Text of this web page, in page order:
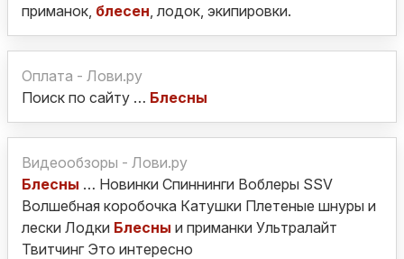
приманок, блесен , лодок, экипировки.
Оплата - Лови.ру
Поиск по сайту … Блесны
Видеообзоры - Лови.ру
Блесны … Новинки Спиннинги Воблеры SSV
Волшебная коробочка Катушки Плетеные шнуры и
лески Лодки Блесны и приманки Ультралайт
Твитчинг Это интересно